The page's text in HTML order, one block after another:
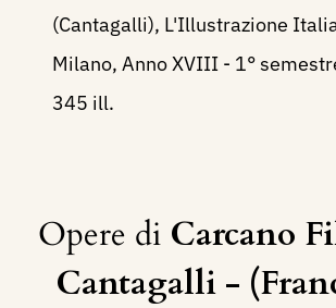
(Cantagalli), L'Illustrazione
Milano, Anno XVIII - 1°
345 ill.
Opere di Carcano
Cantagalli -